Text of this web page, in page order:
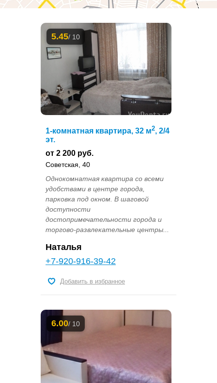
5.45/ 10
1-комнатная квартира, 32 м2, 2/4
эт.
от 2 200 руб.
Советская, 40
Однокомнатная квартира со всеми
удобствами в центре города,
парковка под окном. В шаговой
доступности
достопримечательности города и
торгово-развлекательные центры...
Наталья
+7-920-916-39-42
Добавить в избранное
6.00/ 10